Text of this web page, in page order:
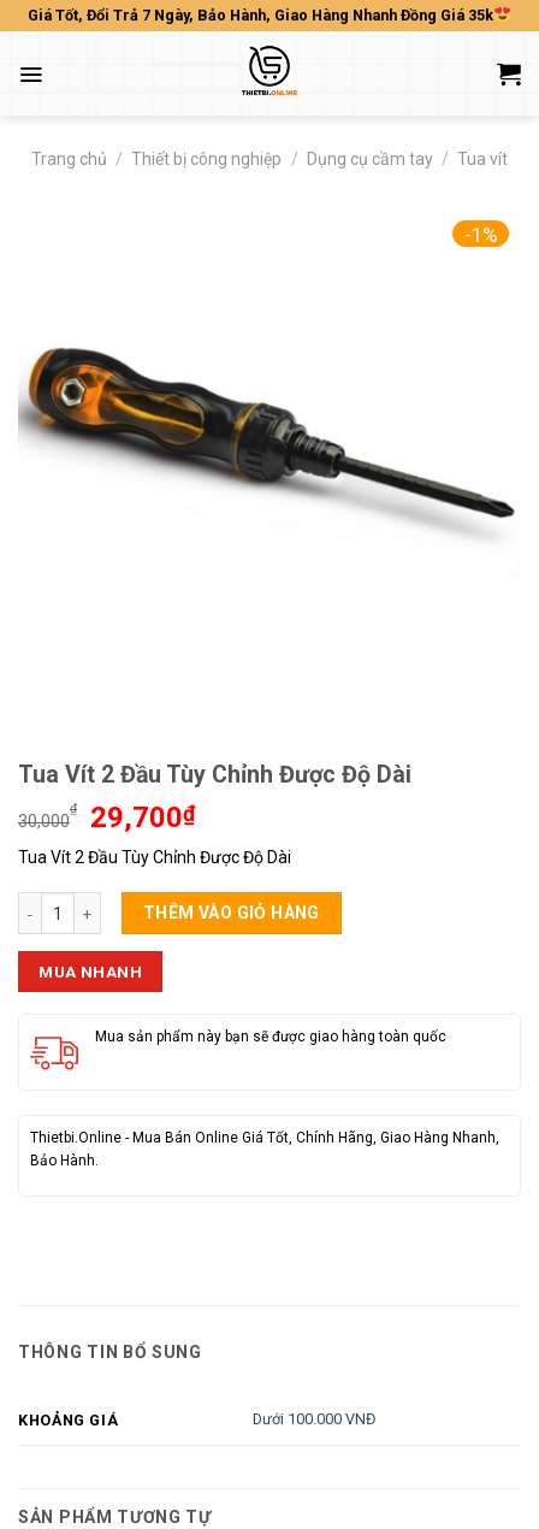
Skip
content
Giá Tốt, Đổi Trả 7 Ngày, Bảo Hành, Giao Hàng Nhanh Đồng Giá 35k
Trang chủ / Thiết bị công nghiệp / Dụng cụ cầm tay / Tua vít
-1%
Tua Vít 2 Đầu Tùy Chỉnh Được Độ Dài
30,000
₫
Giá
gốc
là:
30,000₫.
29,700₫Giá
tại
là:
29,700₫.
Tua Vít 2 Đầu Tùy Chỉnh Được Độ Dài
Tua Vít 2 Đầu Tùy Chỉnh Được Độ Dài số lượng
THÊM VÀO GIỎ HÀNG
MUA NHANH
Mua sản phẩm này bạn sẽ được giao hàng toàn quốc
Thietbi.Online - Mua Bán Online Giá Tốt, Chính Hãng, Giao Hàng Nhanh,
Bảo Hành.
THÔNG TIN BỔ SUNG
KHOẢNG GIÁ Dưới 100.000 VNĐ
SẢN PHẨM TƯƠNG TỰ